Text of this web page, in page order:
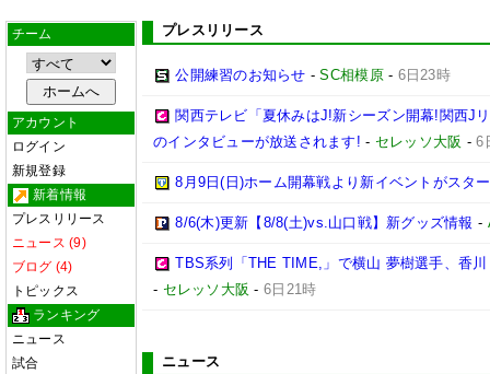
チーム
アカウント
ログイン
新規登録
新着情報
プレスリリース
ニュース (9)
ブログ (4)
トピックス
ランキング
ニュース
試合
プレスリリース
公開練習のお知らせ -SC相模原- 6日23時
関西テレビ「夏休みはJ!新シーズン開幕!関西J
のインタビューが放送されます! - セレッソ大阪 -6
8月9日(日)ホーム開幕戦より新イベントがスタ
8/6(木)更新【8/8(土)vs.山口戦】新グッズ情報 -
TBS系列「THE TIME,」で横山 夢樹選手、香
- セレッソ大阪 - 6日21時
ニュース